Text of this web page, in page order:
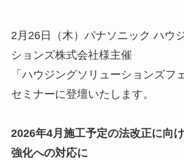
2月26日（木）パナソニック ハウ
ションズ株式会社様主催
「ハウジングソリューションズフ
セミナーに登壇いたします。
2026年4月施工予定の法改正に向
強化への対応に